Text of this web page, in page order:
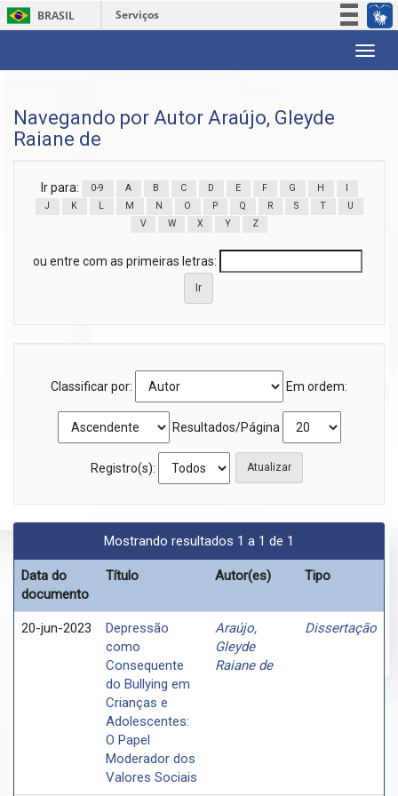
BRASIL
Serviços
Acesso à informação
Canais
Navegando por Autor Araújo, Gleyde
Raiane de
Ir para: 0-9 A B C D E F G H
J
K L M N O P Q R S T
U
V
W X Y Z
ou entre com as primeiras letras:
Classificar por: Em ordem:
Resultados/Página
Registro(s):
Mostrando resultados 1 a 1 de 1
Data do
documento
Título Autor(es) Tipo
20-jun-2023
Depressão
como
Consequente
do Bullying em
Crianças e
Adolescentes:
O Papel
Moderador dos
Valores Sociais
Araújo,
Gleyde
Raiane de
Dissertação